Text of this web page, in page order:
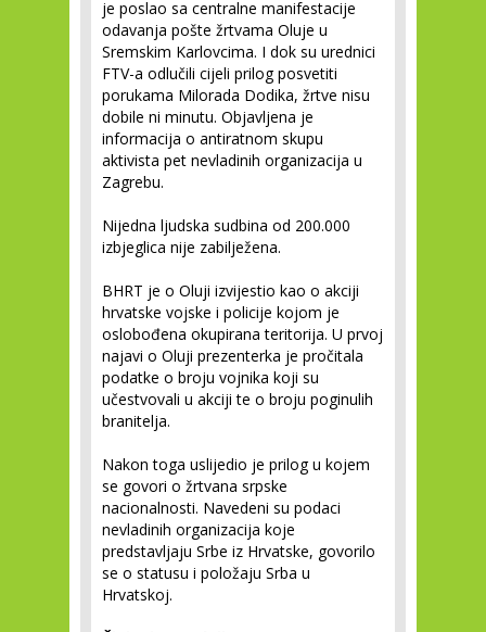
je poslao sa centralne manifestacije
odavanja pošte žrtvama Oluje u
Sremskim Karlovcima. I dok su urednici
FTV-a odlučili cijeli prilog posvetiti
porukama Milorada Dodika, žrtve nisu
dobile ni minutu. Objavljena je
informacija o antiratnom skupu
aktivista pet nevladinih organizacija u
Zagrebu.
Nijedna ljudska sudbina od 200.000
izbjeglica nije zabilježena.
BHRT je o Oluji izvijestio kao o akciji
hrvatske vojske i policije kojom je
oslobođena okupirana teritorija. U prvoj
najavi o Oluji prezenterka je pročitala
podatke o broju vojnika koji su
učestvovali u akciji te o broju poginulih
branitelja.
Nakon toga uslijedio je prilog u kojem
se govori o žrtvana srpske
nacionalnosti. Navedeni su podaci
nevladinih organizacija koje
predstavljaju Srbe iz Hrvatske, govorilo
se o statusu i položaju Srba u
Hrvatskoj.